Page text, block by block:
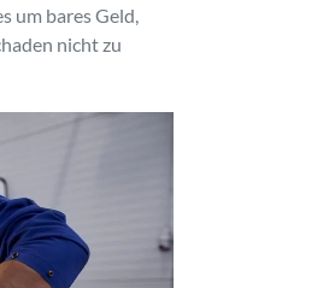
um bares Geld,
nicht zu